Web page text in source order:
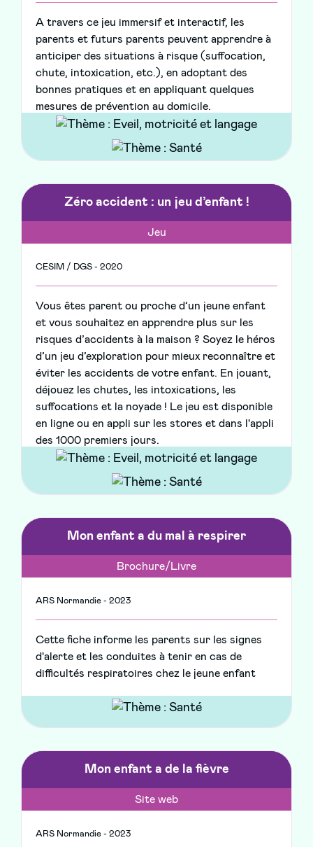
A travers ce jeu immersif et interactif, les
parents et futurs parents peuvent apprendre à
anticiper des situations à risque (suffocation,
chute, intoxication, etc.), en adoptant des
bonnes pratiques et en appliquant quelques
mesures de prévention au domicile.
Zéro accident : un jeu d’enfant !
Jeu
CESIM / DGS - 2020
Vous êtes parent ou proche d’un jeune enfant
et vous souhaitez en apprendre plus sur les
risques d’accidents à la maison ? Soyez le héros
d’un jeu d’exploration pour mieux reconnaître et
éviter les accidents de votre enfant. En jouant,
déjouez les chutes, les intoxications, les
suffocations et la noyade ! Le jeu est disponible
en ligne ou en appli sur les stores et dans l'appli
des 1000 premiers jours.
Mon enfant a du mal à respirer
Brochure/Livre
ARS Normandie - 2023
Cette fiche informe les parents sur les signes
d'alerte et les conduites à tenir en cas de
difficultés respiratoires chez le jeune enfant
Mon enfant a de la fièvre
Site web
ARS Normandie - 2023